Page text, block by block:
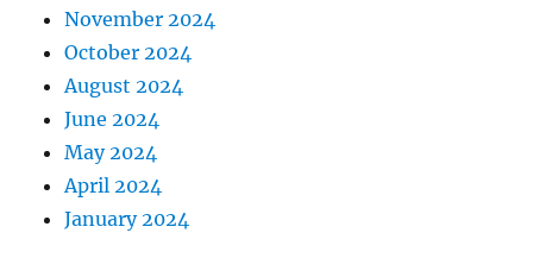
November 2024
October 2024
August 2024
June 2024
May 2024
April 2024
January 2024